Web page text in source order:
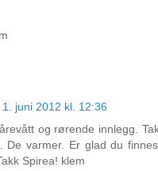
1. juni 2012 kl. 12:36
og rørende innlegg.
De varmer. Er glad du
Spirea! klem